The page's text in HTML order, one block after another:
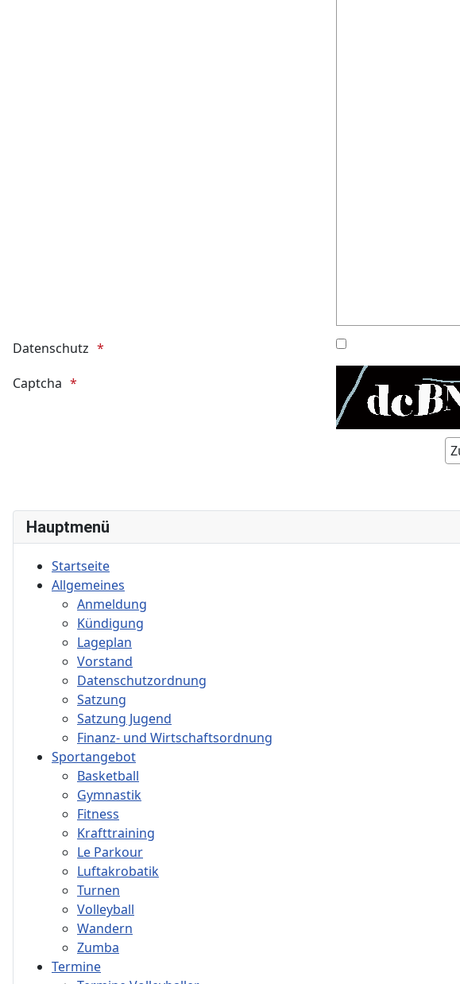
Hauptmenü
Startseite
Allgemeines
Anmeldung
Kündigung
Lageplan
Vorstand
Datenschutzordnung
Satzung
Satzung Jugend
Finanz- und Wirtschaftsordnung
Sportangebot
Basketball
Gymnastik
Fitness
Krafttraining
Le Parkour
Luftakrobatik
Turnen
Volleyball
Wandern
Zumba
Termine
Datenschutz
Captcha